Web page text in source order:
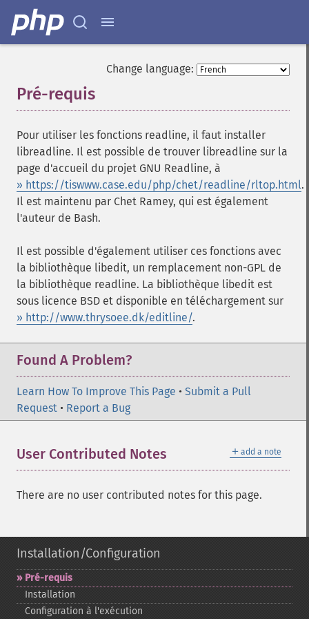
Change language:
Pré-requis
Pour utiliser les fonctions readline, il faut installer
libreadline. Il est possible de trouver libreadline sur la
page d'accueil du projet GNU Readline, à
» https://tiswww.case.edu/php/chet/readline/rltop.html.
Il est maintenu par Chet Ramey, qui est également
l'auteur de Bash.
Il est possible d'également utiliser ces fonctions avec
la bibliothèque libedit, un remplacement non-GPL de
la bibliothèque readline. La bibliothèque libedit est
sous licence BSD et disponible en téléchargement sur
» http://www.thrysoee.dk/editline/.
Found A Problem?
Learn How To Improve This Page • Submit a Pull
Request • Report a Bug
＋ add a note
User Contributed Notes
There are no user contributed notes for this page.
Installation/Configuration
Pré-​requis
Installation
Configuration à l'exécution